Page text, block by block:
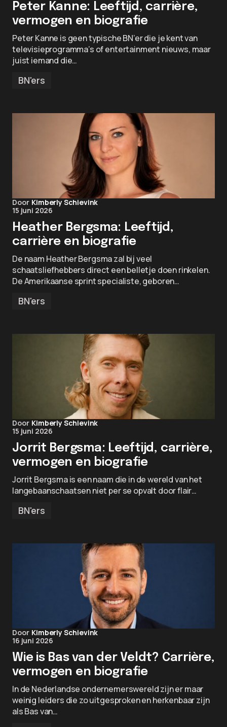
Peter Kanne: Leeftijd, carrière,
vermogen en biografie
Peter Kanne is geen typische BN’er die je kent van
televisieprogramma’s of entertainment nieuws, maar
juist iemand die…
BN'ers
Door Kimberly Schievink
15 juni 2026
Heather Bergsma: Leeftijd,
carrière en biografie
De naam Heather Bergsma zal bij veel
schaatsliefhebbers direct een belletje doen rinkelen.
De Amerikaanse sprint specialiste, geboren…
BN'ers
Door Kimberly Schievink
15 juni 2026
Jorrit Bergsma: Leeftijd, carrière,
vermogen en biografie
Jorrit Bergsma is een naam die in de wereld van het
langebaanschaatsen niet per se opvalt door flair…
BN'ers
Door Kimberly Schievink
16 juni 2026
Wie is Bas van der Veldt? Carrière,
vermogen en biografie
In de Nederlandse ondernemerswereld zijn er maar
weinig leiders die zo uitgesproken en herkenbaar zijn
als Bas van…